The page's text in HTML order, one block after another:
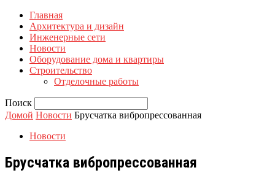
Главная
Архитектура и дизайн
Инженерные сети
Новости
Оборудование дома и квартиры
Строительство
Отделочные работы
Поиск
Домой Новости Брусчатка вибропрессованная
Новости
Брусчатка вибропрессованная